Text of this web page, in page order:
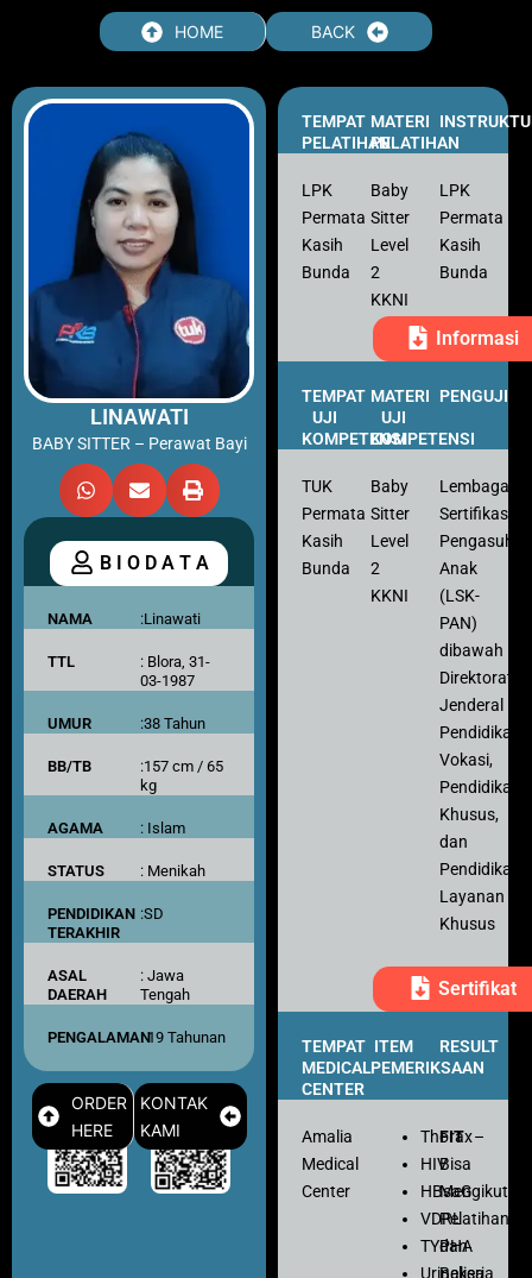
HOME BACK
LINAWATI
BABY SITTER – Perawat Bayi
B I O D A T A
NAMA :Linawati
TTL
: Blora, 31-
03-1987
UMUR :38 Tahun
BB/TB
:157 cm / 65
kg
AGAMA : Islam
STATUS : Menikah
PENDIDIKAN
TERAKHIR
:SD
ASAL
DAERAH
: Jawa
Tengah
PENGALAMAN: 19 Tahunan
ORDER
HERE
KONTAK
KAMI
TEMPAT
PELATIHAN
MATERI
PELATIHAN
LPK
Permata
Kasih
Bunda
Baby
Sitter
Level
2
KKNI
LPK
Permata
Kasih
Bunda
Informasi
TEMPAT
UJI
KOMPETENSI
MATERI
UJI
KOMPETENSI
PENGUJI
TUK
Permata
Kasih
Bunda
Baby
Sitter
Level
2
KKNI
Lembaga
Sertifikasi
Pengasuh
Anak
(LSK-
PAN)
dibawah
Direktorat
Jenderal
Pendidikan
Vokasi,
Pendidikan
Khusus,
dan
Pendidikan
Layanan
Khusus
Sertifikat
TEMPAT
MEDICAL
CENTER
ITEM
PEMERIKSAAN
RESULT
Amalia
Medical
Center
Thorax
HIV
HBsaG
VDRL
TYPHA
Urinalisa
FIT–
Bisa
Mengikuti
Pelatihan
dan
Bekerja